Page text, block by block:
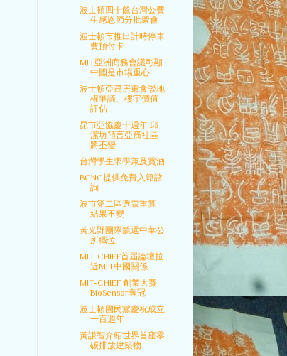
波士頓四十餘台灣公費
生感恩節分批聚會
波士頓市推出計時停車
費預付卡
MIT亞洲商務會議彰顯
中國是市場重心
波士頓亞裔房東會談地
權爭議、樓宇價值
評估
昆市亞協慶十週年 邱
潔坊預言亞裔社區
將丕變
台灣學生求學兼及賞酒
BCNC提供免費入籍諮
詢
波市第二區選票重算
結果不變
黃光野團隊競選中華公
所職位
MIT-CHIEF首屆論壇拉
近MIT中國關係
MIT-CHIEF 創業大賽
BioSensor奪冠
波士頓國民黨慶祝成立
一百週年
黃謙智介紹世界首座零
碳排放建築物